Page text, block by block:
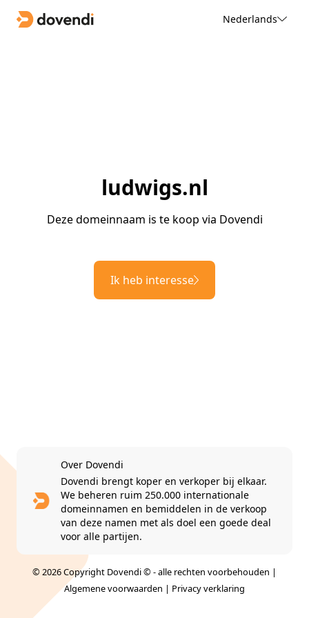
Nederlands
ludwigs.nl
Deze domeinnaam is te koop via Dovendi
Ik heb interesse
Over Dovendi
Dovendi brengt koper en verkoper bij elkaar.
We beheren ruim 250.000 internationale
domeinnamen en bemiddelen in de verkoop
van deze namen met als doel een goede deal
voor alle partijen.
© 2026 Copyright Dovendi © - alle rechten voorbehouden |
Algemene voorwaarden | Privacy verklaring